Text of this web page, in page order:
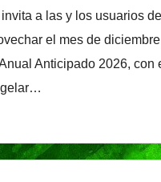
para ganar
más
a las y los usuarios
el mes de
Anticipado 2026, con
NACIONAL
la Jornada